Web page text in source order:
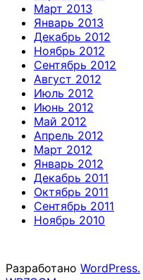
Март 2013
Январь 2013
Декабрь 2012
Ноябрь 2012
Сентябрь 2012
Август 2012
Июль 2012
Июнь 2012
Май 2012
Апрель 2012
Март 2012
Январь 2012
Декабрь 2011
Октябрь 2011
Сентябрь 2011
Ноябрь 2010
Разработано WordPress.